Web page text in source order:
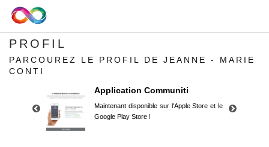
PROFIL
PARCOUREZ LE PROFIL DE JEANNE - MARIE
CONTI
Application Communiti
Maintenant disponible sur l'Apple Store et le
Google Play Store !